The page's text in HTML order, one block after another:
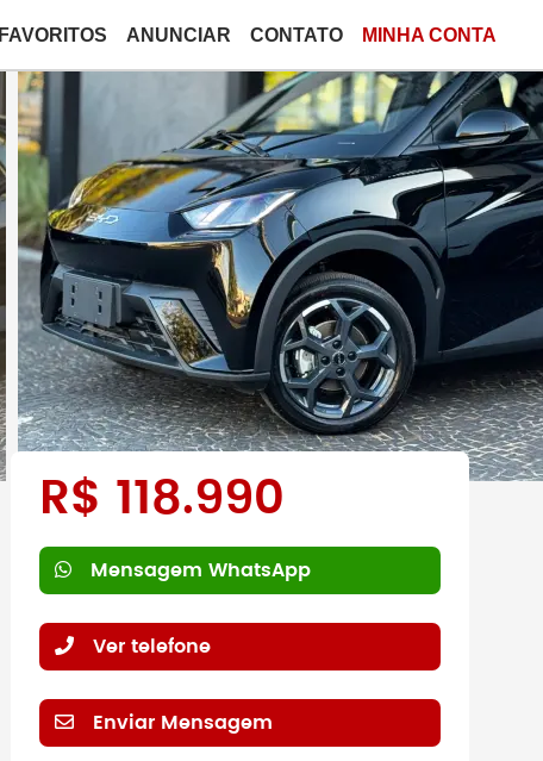
FAVORITOS ANUNCIAR CONTATO MINHA CONTA
R$ 118.990
Mensagem WhatsApp
Ver telefone
Enviar Mensagem